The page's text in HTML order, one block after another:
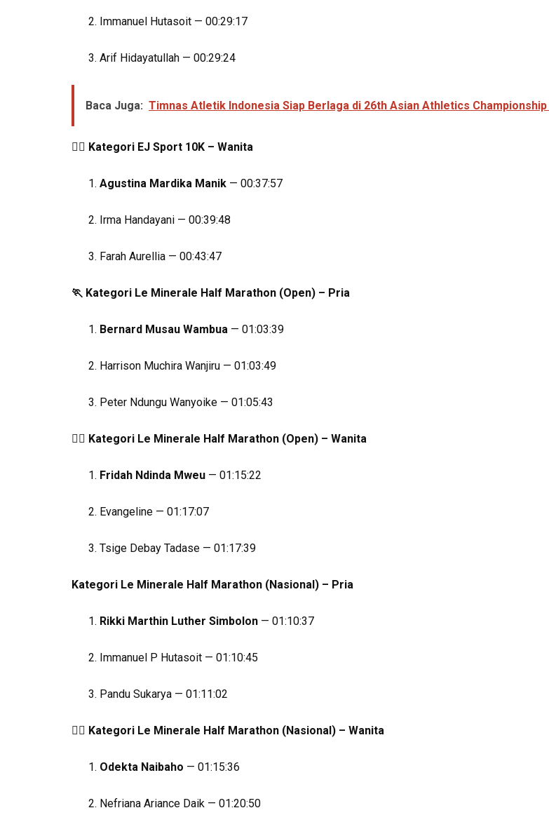
Immanuel Hutasoit — 00:29:17
Arif Hidayatullah — 00:29:24
Baca Juga: Timnas Atletik Indonesia Siap Berlaga di 26th Asian Athletics Championship
🏃‍♀️ Kategori EJ Sport 10K – Wanita
Agustina Mardika Manik — 00:37:57
Irma Handayani — 00:39:48
Farah Aurellia — 00:43:47
🏃 Kategori Le Minerale Half Marathon (Open) – Pria
Bernard Musau Wambua — 01:03:39
Harrison Muchira Wanjiru — 01:03:49
Peter Ndungu Wanyoike — 01:05:43
🏃‍♀️ Kategori Le Minerale Half Marathon (Open) – Wanita
Fridah Ndinda Mweu — 01:15:22
Evangeline — 01:17:07
Tsige Debay Tadase — 01:17:39
Kategori Le Minerale Half Marathon (Nasional) – Pria
Rikki Marthin Luther Simbolon — 01:10:37
Immanuel P Hutasoit — 01:10:45
Pandu Sukarya — 01:11:02
🏃‍♀️ Kategori Le Minerale Half Marathon (Nasional) – Wanita
Odekta Naibaho — 01:15:36
Nefriana Ariance Daik — 01:20:50